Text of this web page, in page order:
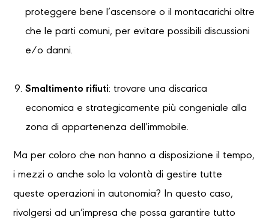
proteggere bene l’ascensore o il montacarichi oltre
che le parti comuni, per evitare possibili discussioni
e/o danni.
Smaltimento rifiuti: trovare una discarica
economica e strategicamente più congeniale alla
zona di appartenenza dell’immobile.
Ma per coloro che non hanno a disposizione il tempo,
i mezzi o anche solo la volontà di gestire tutte
queste operazioni in autonomia? In questo caso,
rivolgersi ad un’impresa che possa garantire tutto